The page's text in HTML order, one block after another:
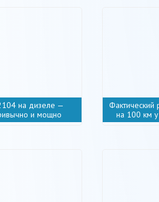
на дизеле —
и мощно
Фактический
на 100 км